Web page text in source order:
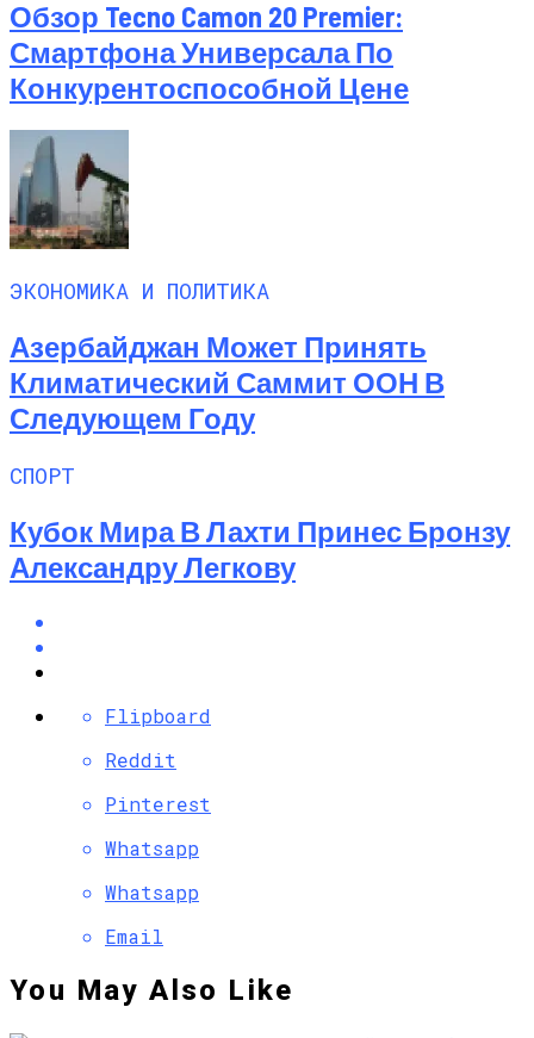
Обзор Tecno Camon 20 Premier:
Смартфона Универсала По
Конкурентоспособной Цене
ЭКОНОМИКА И ПОЛИТИКА
Азербайджан Может Принять
Климатический Саммит ООН В
Следующем Году
СПОРТ
Кубок Мира В Лахти Принес Бронзу
Александру Легкову
Flipboard
Reddit
Pinterest
Whatsapp
Whatsapp
Email
You May Also Like